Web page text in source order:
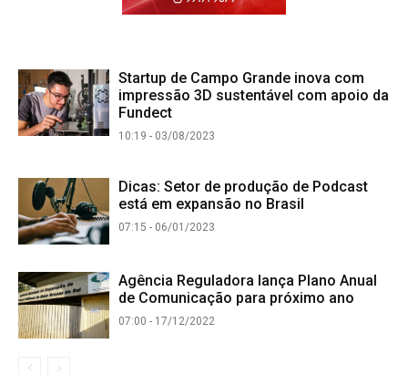
Startup de Campo Grande inova com
impressão 3D sustentável com apoio da
Fundect
10:19 - 03/08/2023
Dicas: Setor de produção de Podcast
está em expansão no Brasil
07:15 - 06/01/2023
Agência Reguladora lança Plano Anual
de Comunicação para próximo ano
07:00 - 17/12/2022